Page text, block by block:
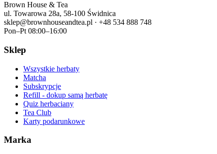
Brown House & Tea
ul. Towarowa 28a, 58-100 Świdnica
sklep@brownhouseandtea.pl · +48 534 888 748
Pon–Pt 08:00–16:00
Sklep
Wszystkie herbaty
Matcha
Subskrypcje
Refill - dokup samą herbatę
Quiz herbaciany
Tea Club
Karty podarunkowe
Marka